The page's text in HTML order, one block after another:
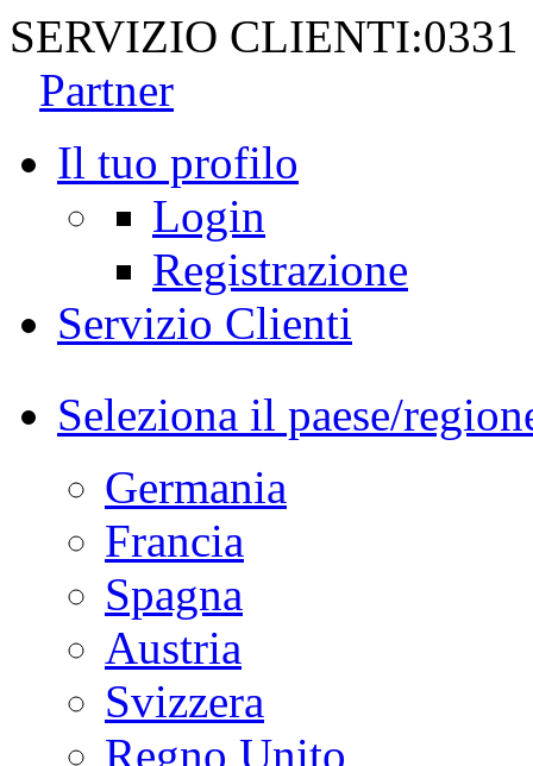
SERVIZIO CLIENTI:0331
Partner
Il tuo profilo
Login
Registrazione
Servizio Clienti
Seleziona il paese/
Germania
Francia
Spagna
Austria
Svizzera
Regno Unito